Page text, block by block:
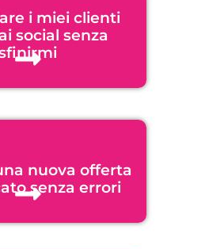
i miei clienti
social senza
nuova offerta
senza errori